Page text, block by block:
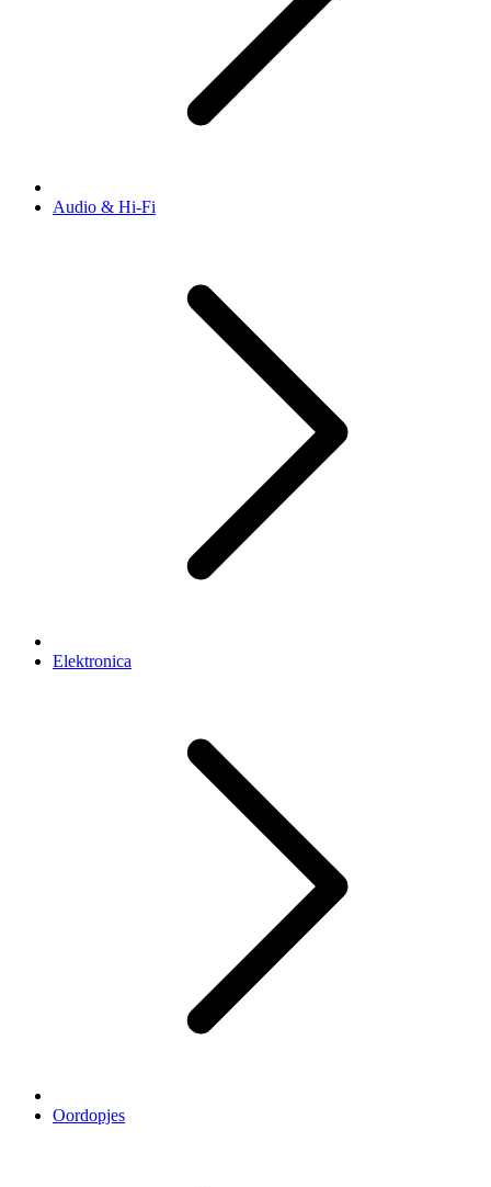
Audio & Hi-Fi
Elektronica
Oordopjes